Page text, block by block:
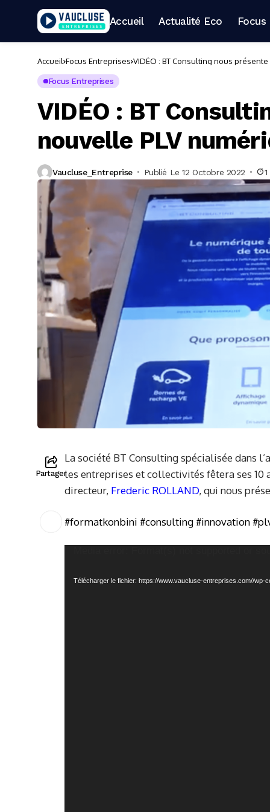
Accueil Actualité Eco Focus
Accueil Focus Entreprises VIDÉO : BT Consulting nous
Focus Entreprises
VIDÉO : BT
nouvelle PLV
Vaucluse_Entreprise Publié Le 12 Octobre 2022
Partager
La société BT Consulting spécialisée dans
les entreprises et collectivités fêtera ses 10
directeur, Frederic ROLLAND, qui nous
#formatkonbini #consulting#innovation
Télécharger le fichier: https://www.vaucluse-entreprises.com//wp-